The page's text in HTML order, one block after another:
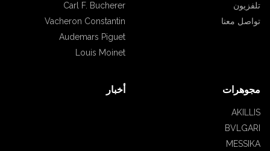
تلفزيون
تواصل معنا
Carl F. Bucherer
Vacheron Constantin
Audemars Piguet
Louis Moinet
مجوهرات
AKILLIS
BVLGARI
MESSIKA
أخبار